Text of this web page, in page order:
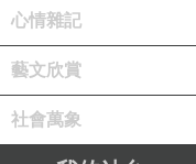
《傳說中的卡冊，為了這
烘焙營和生物營不同
要去做食物，理所當
鮮盒還有抹布，光要
心情雜記
藝文欣賞
社會萬象